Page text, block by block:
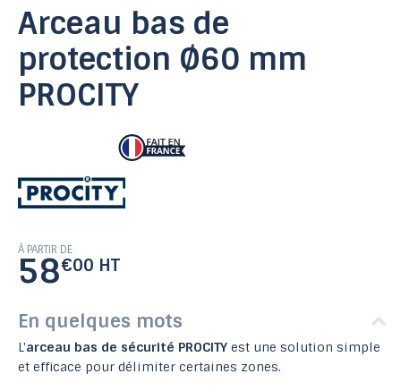
Arceau bas de
protection Ø60 mm
PROCITY
À PARTIR DE
58€00 HT
En quelques mots
L'arceau bas de sécurité PROCITY est une solution simple
et efficace pour délimiter certaines zones.